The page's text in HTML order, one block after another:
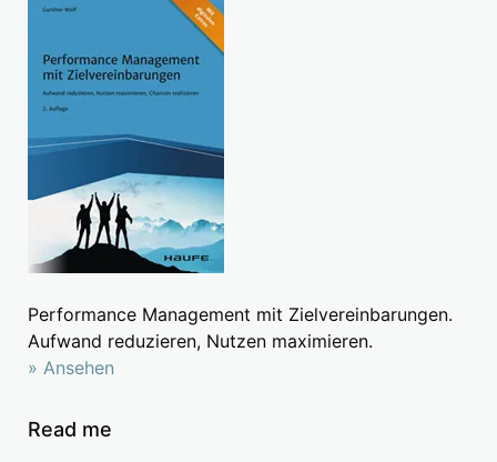
Performance Management mit Zielvereinbarungen.
Aufwand reduzieren, Nutzen maximieren.
» Ansehen
Read me